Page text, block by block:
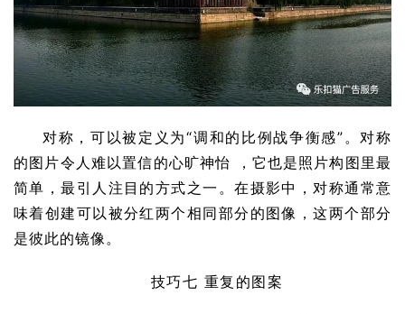
对称，可以被定义为“调和的比例战争衡感”。对称
的图片令人难以置信的心旷神怡 ，它也是照片构图里最
简单，最引人注目的方式之一。在摄影中，对称通常意
味着创建可以被分红两个相同部分的图像，这两个部分
是彼此的镜像。
技巧七 重复的图案